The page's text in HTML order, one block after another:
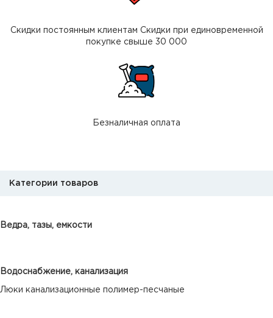
Скидки постоянным клиентам Скидки при единовременной
покупке свыше 30 000
Безналичная оплата
Категории товаров
Ведра, тазы, емкости
Водоснабжение, канализация
Люки канализационные полимер-песчаные